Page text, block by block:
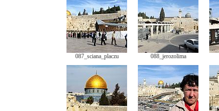
087_sciana_placzu 088_jerozolima